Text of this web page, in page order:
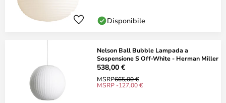
Disponibile
Nelson Ball Bubble Lampada a
Sospensione S Off-White - Herman Miller
538,00 €
MSRP665,00 €
MSRP -127,00 €